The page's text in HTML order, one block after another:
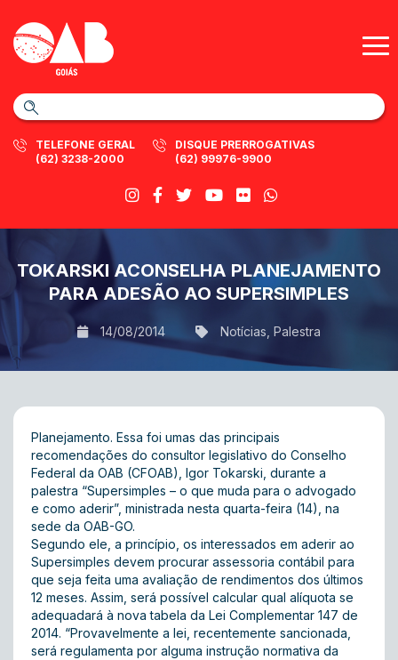
TELEFONE GERAL
(62) 3238-2000
DISQUE PRERROGATIVAS
(62) 99976-9900
TOKARSKI ACONSELHA PLANEJAMENTO
PARA ADESÃO AO SUPERSIMPLES
14/08/2014 Notícias Palestra
Planejamento. Essa foi umas das principais
recomendações do consultor legislativo do Conselho
Federal da OAB (CFOAB), Igor Tokarski, durante a
palestra “Supersimples – o que muda para o advogado
e como aderir”, ministrada nesta quarta-feira (14), na
sede da OAB-GO.
Segundo ele, a princípio, os interessados em aderir ao
Supersimples devem procurar assessoria contábil para
que seja feita uma avaliação de rendimentos dos últimos
12 meses. Assim, será possível calcular qual alíquota se
adequadará à nova tabela da Lei Complementar 147 de
2014. “Provavelmente a lei, recentemente sancionada,
será regulamenta por alguma instrução normativa da